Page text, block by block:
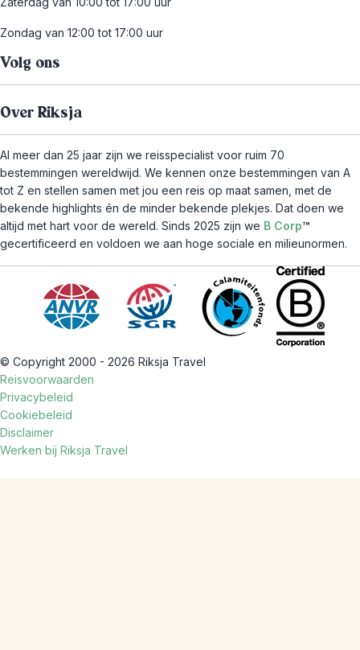
Zondag van 12:00 tot 17:00 uur
Volg ons
Over Riksja
Al meer dan 25 jaar zijn we reisspecialist voor ruim 70
bestemmingen wereldwijd. We kennen onze bestemmingen van A
tot Z en stellen samen met jou een reis op maat samen, met de
bekende highlights én de minder bekende plekjes. Dat doen we
altijd met hart voor de wereld. Sinds 2025 zijn we B Corp™
gecertificeerd en voldoen we aan hoge sociale en milieunormen.
© Copyright 2000 - 2026 Riksja Travel
Reisvoorwaarden
Privacybeleid
Cookiebeleid
Disclaimer
Werken bij Riksja Travel